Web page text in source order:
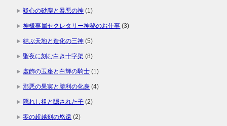
疑心の砂塵と暴悪の神 (1)
神様専属セクレタリー神秘のお仕事 (3)
結ぶ天地と造化の三神 (5)
聖夜に刻む白き十字架 (8)
虚飾の玉座と白輝の騎士 (1)
邪悪の果実と勝利の化身 (4)
隠れし祖と隠された子 (2)
零の超越刻の悠遠 (2)